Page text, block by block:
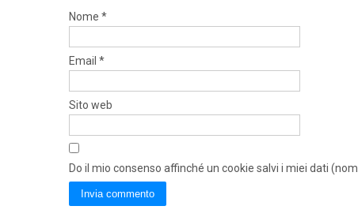
Nome *
Email *
Sito web
Do il mio consenso affinché un cookie salvi i miei dati